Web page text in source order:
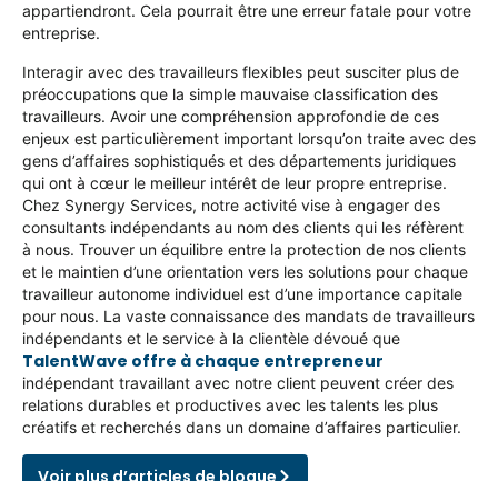
appartiendront. Cela pourrait être une erreur fatale pour votre
entreprise.
Interagir avec des travailleurs flexibles peut susciter plus de
préoccupations que la simple mauvaise classification des
travailleurs. Avoir une compréhension approfondie de ces
enjeux est particulièrement important lorsqu’on traite avec des
gens d’affaires sophistiqués et des départements juridiques
qui ont à cœur le meilleur intérêt de leur propre entreprise.
Chez Synergy Services, notre activité vise à engager des
consultants indépendants au nom des clients qui les réfèrent
à nous. Trouver un équilibre entre la protection de nos clients
et le maintien d’une orientation vers les solutions pour chaque
travailleur autonome individuel est d’une importance capitale
pour nous. La vaste connaissance des mandats de travailleurs
indépendants et le service à la clientèle dévoué que
TalentWave offre à chaque entrepreneur
indépendant travaillant avec notre client peuvent créer des
relations durables et productives avec les talents les plus
créatifs et recherchés dans un domaine d’affaires particulier.